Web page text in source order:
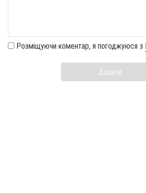
Розміщуючи коментар, я погоджуюся з
Додати